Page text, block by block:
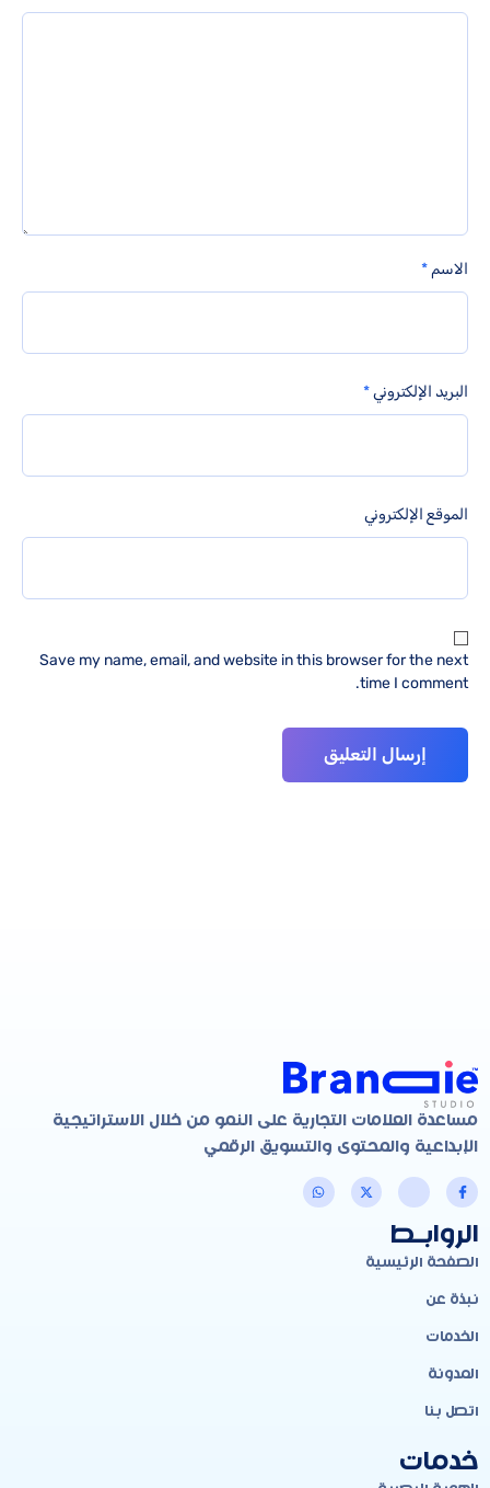
الاسم *
البريد الإلكتروني*
الموقع الإلكتروني
Save my name, email, and website in this browser for the next
time I comment.
مساعدة العلامات التجارية على النمو من خلال الاستراتيجية
الإبداعية والمحتوى والتسويق الرقمي
الروابـط
الصفحة الرئيسية
نبذة عن
الخدمات
المدونة
اتصل بنا
خدمات